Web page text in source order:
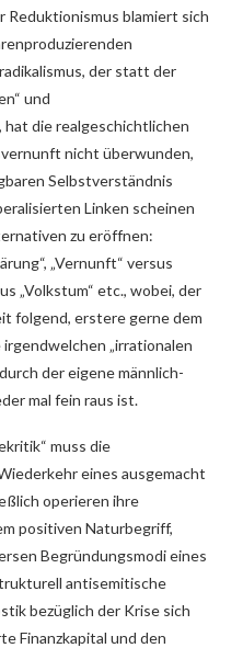
Reduktionismus blamiert sich
der statt der
und
die realgeschichtlichen
nicht überwunden,
Selbstverständnis
Linken scheinen
zu eröffnen:
„Vernunft“ versus
„Volkstum“ etc., wobei, der
folgend, erstere gerne dem
„irrationalen
der eigene männlich-
mal fein raus ist.
muss die
eines ausgemacht
operieren ihre
positiven Naturbegriff,
Begründungsmodi eines
antisemitische
bezüglich der Krise sich
Finanzkapital und den